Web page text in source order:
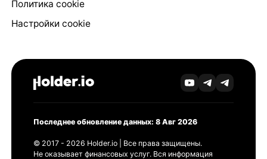
Политика cookie
Настройки cookie
Последнее обновление данных: 8 Авг 2026
© 2017 - 2026 Holder.io | Все права защищены.
Не оказывает финансовых услуг. Вся информация